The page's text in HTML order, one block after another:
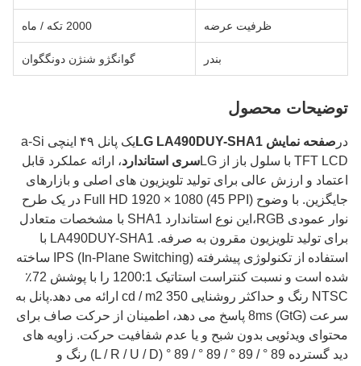
ظرفیت عرضه 2000 تکه / ماه
بندر گوانگژو شنژن دونگگوان
توضیحات محصول
درصفحه نمایش LG LA490DUY-SHA1
یک پانل ۴۹ اینچی a-Si
TFT LCD با سلول باز از LG
سری استاندارد ، ارائه عملکرد قابل
اعتماد و ارزش عالی برای تولید تلویزیون های اصلی و بازارهای
جایگزین. با وضوح Full HD 1920 × 1080 (45 PPI) در یک طرح
نوار عمودی RGB،این نوع استاندارد SHA1 با مشخصات متعادل
برای تولید تلویزیون مقرون به صرفه. LA490DUY-SHA1 با
استفاده از تکنولوژی پیشرفته IPS (In-Plane Switching) ساخته
شده است و نسبت کنتراست استاتیک 1200:1 را با پوشش 72٪
NTSC رنگ و حداکثر روشنایی 350 cd / m2 ارائه می دهد.پانل به
سرعت 8ms (GtG) پاسخ می دهد، اطمینان از حرکت صاف برای
محتوای ویدئویی بدون شبح و یا عدم شفافیت حرکت. زاویه های
دید گسترده 89 ° / 89 ° / 89 ° / 89 ° (L / R / U / D) رنگ و